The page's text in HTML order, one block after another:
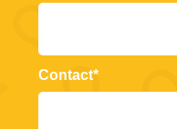
Contact*